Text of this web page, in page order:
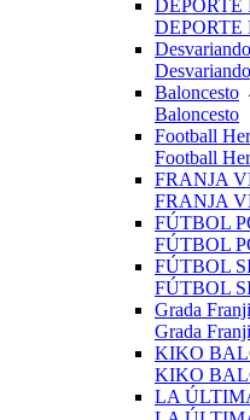
DEPORTE
DEPORTE
Desvariando
Desvariando
Baloncesto
Baloncesto
Football
Football
FRANJA
FRANJA
FÚTBOL
FÚTBOL
FÚTBOL
FÚTBOL
Grada
Grada
KIKO
KIKO
LA